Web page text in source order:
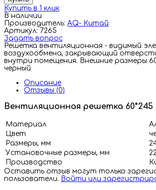
Купить в 1 клик
В наличии
Производитель: AQ- Китай
Артикул: 7265
Задать вопрос
Решетка вентиляционная - видимый
воздухообмена, закрывающий
внутри помещения. Внешние размеры
черный
Описание
Отзывы (0)
Вентиляционная решетка 60*245
Материал
Цвет
Размеры, мм
Установочные размеры, мм
Производство
Оставить отзыв могут только
пользователи. Войти или